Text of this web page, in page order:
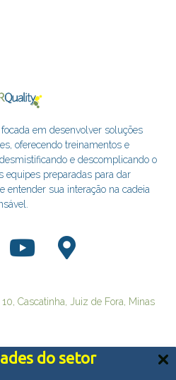
do setor
em desenvolver soluções
oferecendo treinamentos e
e descomplicando o
equipes preparadas para dar
entender sua interação na cadeia
Cascatinha, Juiz de Fora, Minas
tecnologias semelhantes